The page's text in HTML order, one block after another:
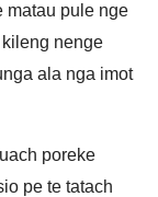
matau pule nge
nenge
ala nga imot
poreke
pe te tatach